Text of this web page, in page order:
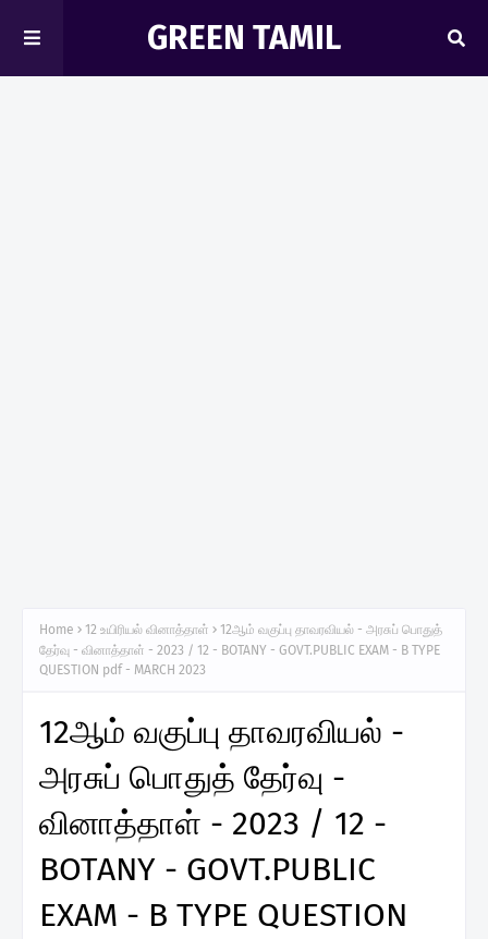
GREEN TAMIL
Home 12 உயிரியல் வினாத்தாள்
12ஆம் வகுப்பு தாவரவியல் - அரசுப் பொதுத்
தேர்வு - வினாத்தாள் - 2023 / 12 - BOTANY - GOVT.PUBLIC EXAM - B TYPE
QUESTION pdf - MARCH 2023
12ஆம் வகுப்பு தாவரவியல் -
அரசுப் பொதுத் தேர்வு -
வினாத்தாள் - 2023 / 12 -
BOTANY - GOVT.PUBLIC
EXAM - B TYPE QUESTION